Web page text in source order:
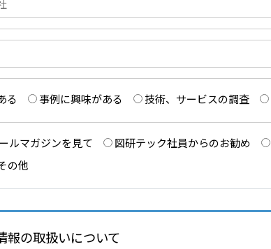
る 事例に興味がある 技術、サービスの調査
ルマガジンを見て 図研テック社員からのお勧め
の他
報の取扱いについて